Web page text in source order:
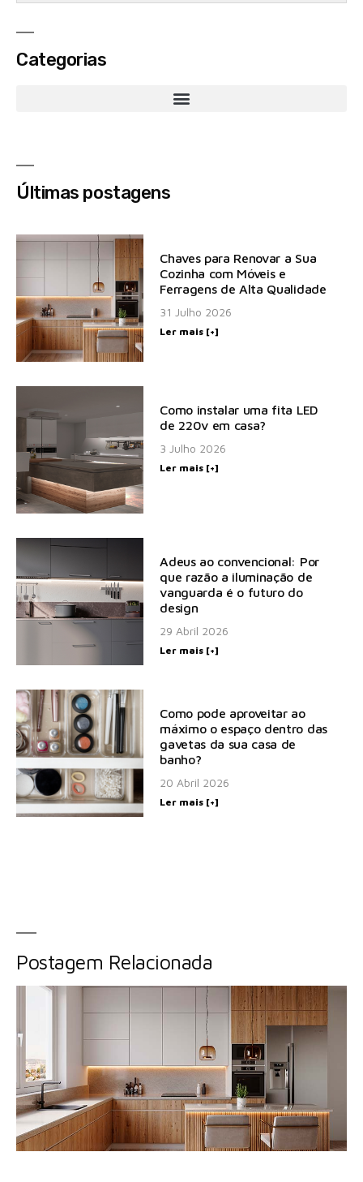
Categorias
Últimas postagens
Chaves para Renovar a Sua
Cozinha com Móveis e
Ferragens de Alta Qualidade
31 Julho 2026
Ler mais [+]
Como instalar uma fita LED
de 220v em casa?
3 Julho 2026
Ler mais [+]
Adeus ao convencional: Por
que razão a iluminação de
vanguarda é o futuro do
design
29 Abril 2026
Ler mais [+]
Como pode aproveitar ao
máximo o espaço dentro das
gavetas da sua casa de
banho?
20 Abril 2026
Ler mais [+]
Postagem Relacionada